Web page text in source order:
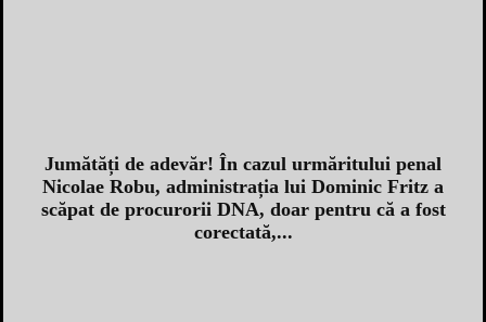
Jumătăți de adevăr! În cazul urmăritului penal
Nicolae Robu, administrația lui Dominic Fritz a
scăpat de procurorii DNA, doar pentru că a fost
corectată,...